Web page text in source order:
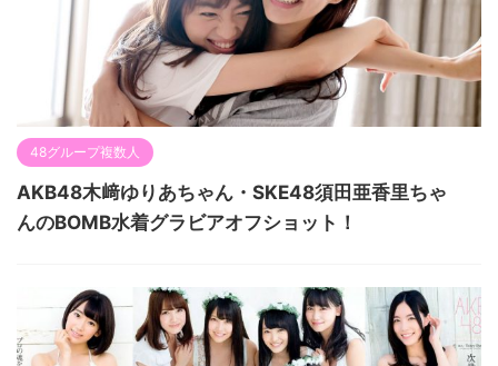
48グループ複数人
AKB48木﨑ゆりあちゃん・SKE48須田亜香里ちゃ
んのBOMB水着グラビアオフショット！